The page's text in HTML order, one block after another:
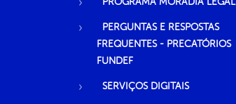
PERGUNTAS E RESPOSTAS
FREQUENTES - PRECATÓRIOS
FUNDEF
SERVIÇOS DIGITAIS